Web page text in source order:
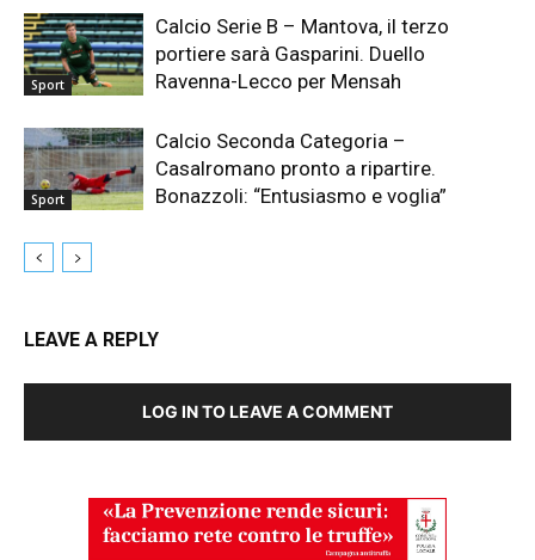
Sport
Calcio Serie B – Mantova, il terzo
portiere sarà Gasparini. Duello
Ravenna-Lecco per Mensah
Sport
Calcio Seconda Categoria –
Casalromano pronto a ripartire.
Bonazzoli: “Entusiasmo e voglia”
LEAVE A REPLY
LOG IN TO LEAVE A COMMENT